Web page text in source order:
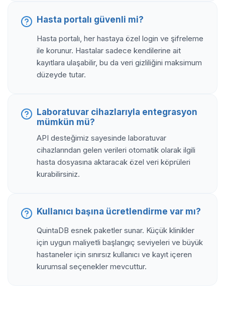
Hasta portalı güvenli mi?
Hasta portalı, her hastaya özel login ve şifreleme
ile korunur. Hastalar sadece kendilerine ait
kayıtlara ulaşabilir, bu da veri gizliliğini maksimum
düzeyde tutar.
Laboratuvar cihazlarıyla entegrasyon
mümkün mü?
API desteğimiz sayesinde laboratuvar
cihazlarından gelen verileri otomatik olarak ilgili
hasta dosyasına aktaracak özel veri köprüleri
kurabilirsiniz.
Kullanıcı başına ücretlendirme var mı?
QuintaDB esnek paketler sunar. Küçük klinikler
için uygun maliyetli başlangıç seviyeleri ve büyük
hastaneler için sınırsız kullanıcı ve kayıt içeren
kurumsal seçenekler mevcuttur.